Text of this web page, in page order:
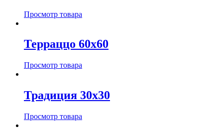
Просмотр товара
Терраццо 60х60
Просмотр товара
Традиция 30х30
Просмотр товара